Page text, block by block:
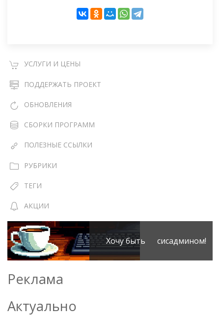
УСЛУГИ И ЦЕНЫ
ПОДДЕРЖАТЬ ПРОЕКТ
ОБНОВЛЕНИЯ
СБОРКИ ПРОГРАММ
ПОЛЕЗНЫЕ ССЫЛКИ
РУБРИКИ
ТЕГИ
АКЦИИ
Хочу быть сисадмином!
Реклама
Актуально